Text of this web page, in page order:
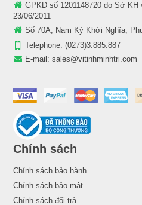
GPKD số 1201148720 do Sở
23/06/2011
Số 70A, Nam Kỳ Khởi Nghĩa,
Telephone: (0273)3.885.887
E-mail: sales@vitinhminhtri.com
Chính sách
Chính sách bảo hành
Chính sách bảo mật
Chính sách đổi trả